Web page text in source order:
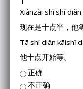
Xiànzài shì shí
现在是十点半，他
Tā shí diǎn kāishǐ
他十点开始等。
正确
不正确